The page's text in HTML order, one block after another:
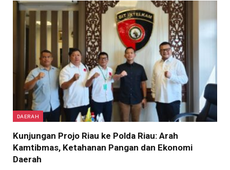
DAERAH
Kunjungan Projo Riau ke Polda Riau: Arah
Kamtibmas, Ketahanan Pangan dan Ekonomi
Daerah